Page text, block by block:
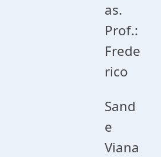
as.
Prof.:
Frede
rico
Sand
e
Viana